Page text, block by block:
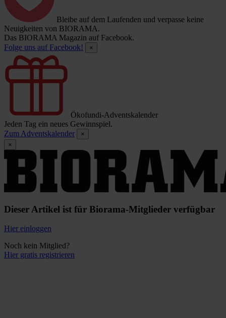
Bleibe auf dem Laufenden und verpasse keine
Neuigkeiten von BIORAMA.
Das BIORAMA Magazin auf Facebook.
Folge uns auf Facebook!
×
Ökofundi-Adventskalender
Jeden Tag ein neues Gewinnspiel.
Zum Adventskalender
×
×
Dieser Artikel ist für Biorama-Mitglieder verfügbar
Hier einloggen
Noch kein Mitglied?
Hier gratis registrieren